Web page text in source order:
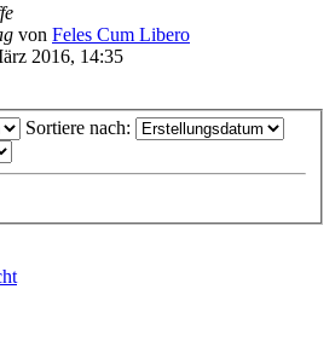
von Feles Cum Libero
2016, 14:35
Sortiere nach: